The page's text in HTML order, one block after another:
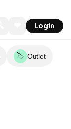
Login
🏷️ Outlet